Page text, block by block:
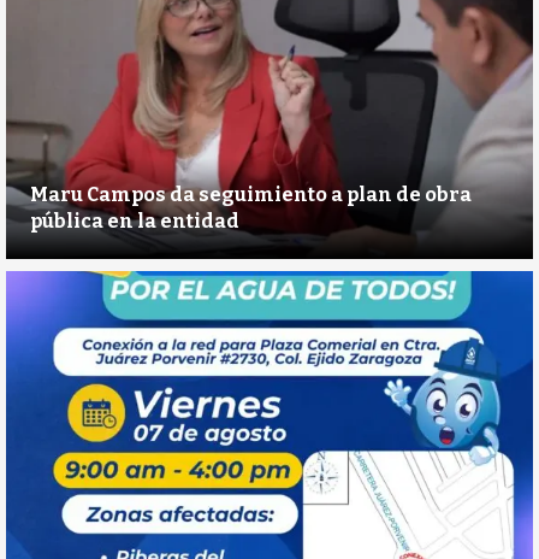
Maru Campos da seguimiento a plan de obra
pública en la entidad